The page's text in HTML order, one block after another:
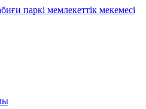
паркі мемлекеттік мекемесі